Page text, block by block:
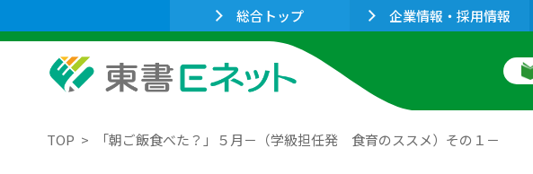
総合トップ 企業情報・採用情報
TOP 「朝ご飯食べた？」５月－（学級担任発 食育のススメ）その１－